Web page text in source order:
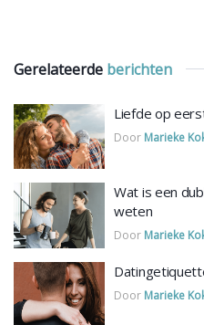
Gerelateerde berichten
Liefde op
Door Marieke
Wat is een
weten
Door Marieke
Door Marieke